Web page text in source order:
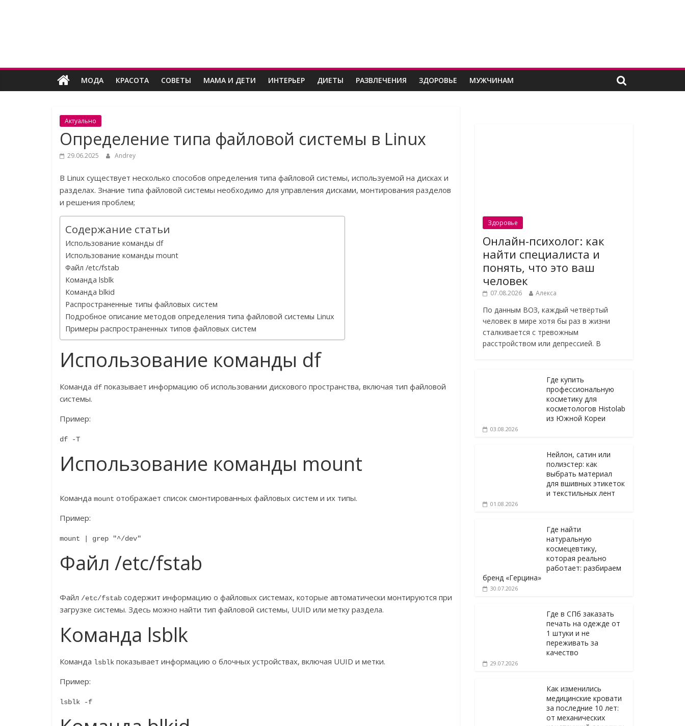
Блог
полезных
женщин
МОДА КРАСОТА СОВЕТЫ МАМА И ДЕТИ ИНТЕРЬЕР ДИЕТЫ РАЗВЛЕЧЕНИЯ ЗДОРОВЬЕ МУЖЧИНАМ
Актуально
Определение типа файловой системы в Linux
29.06.2025 Andrey
В Linux существует несколько способов определения типа файловой системы, используемой на дисках и
разделах. Знание типа файловой системы необходимо для управления дисками, монтирования разделов
и решения проблем;
Содержание статьи
Использование команды df
Использование команды mount
Файл /etc/fstab
Команда lsblk
Команда blkid
Распространенные типы файловых систем
Подробное описание методов определения типа файловой системы Linux
Примеры распространенных типов файловых систем
Использование команды df
Команда df показывает информацию об использовании дискового пространства, включая тип файловой
системы.
Пример:
df -T
Использование команды mount
Команда mount отображает список смонтированных файловых систем и их типы.
Пример:
mount | grep "^/dev"
Файл /etc/fstab
Файл /etc/fstab содержит информацию о файловых системах, которые автоматически монтируются при
загрузке системы. Здесь можно найти тип файловой системы, UUID или метку раздела.
Команда lsblk
Команда lsblk показывает информацию о блочных устройствах, включая UUID и метки.
Пример:
lsblk -f
Здоровье
Онлайн-психолог: как
найти специалиста и
понять, что это ваш
человек
07.08.2026 Алекса
По данным ВОЗ, каждый четвёртый
человек в мире хотя бы раз в жизни
сталкивается с тревожным
расстройством или депрессией. В
Где купить
профессиональную
косметику для
косметологов Histolab
из Южной Кореи
03.08.2026
Нейлон, сатин или
полиэстер: как
выбрать материал
для вшивных этикеток
и текстильных лент
01.08.2026
Где найти
натуральную
космецевтику,
которая реально
работает: разбираем
бренд «Герцина»
30.07.2026
Где в СПб заказать
печать на одежде от
1 штуки и не
переживать за
качество
29.07.2026
Как изменились
медицинские кровати
за последние 10 лет:
от механических